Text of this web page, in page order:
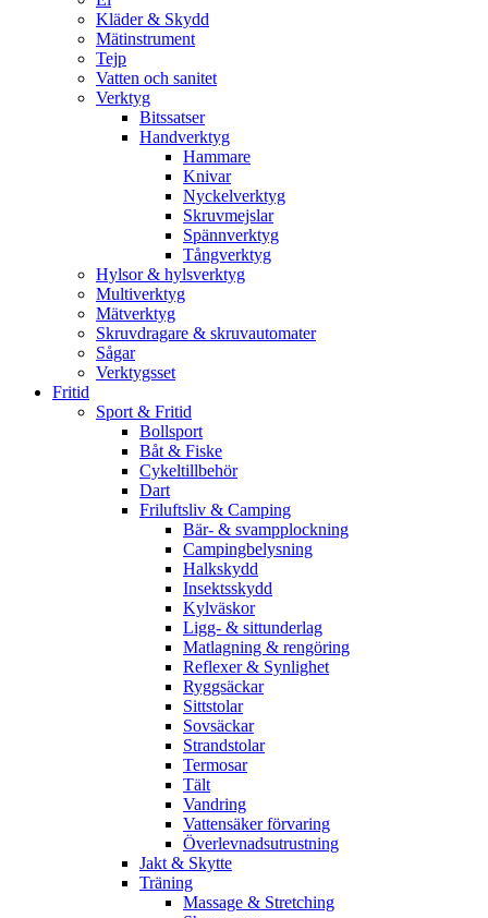
Kläder & Skydd
Mätinstrument
Tejp
Vatten och sanitet
Verktyg
Bitssatser
Handverktyg
Hammare
Knivar
Nyckelverktyg
Skruvmejslar
Spännverktyg
Tångverktyg
Hylsor & hylsverktyg
Multiverktyg
Mätverktyg
Skruvdragare & skruvautomater
Sågar
Verktygsset
Fritid
Sport & Fritid
Bollsport
Båt & Fiske
Cykeltillbehör
Dart
Friluftsliv & Camping
Bär- & svampplockning
Campingbelysning
Halkskydd
Insektsskydd
Kylväskor
Ligg- & sittunderlag
Matlagning & rengöring
Reflexer & Synlighet
Ryggsäckar
Sittstolar
Sovsäckar
Strandstolar
Termosar
Tält
Vandring
Vattensäker förvaring
Överlevnadsutrustning
Jakt & Skytte
Träning
Massage & Stretching